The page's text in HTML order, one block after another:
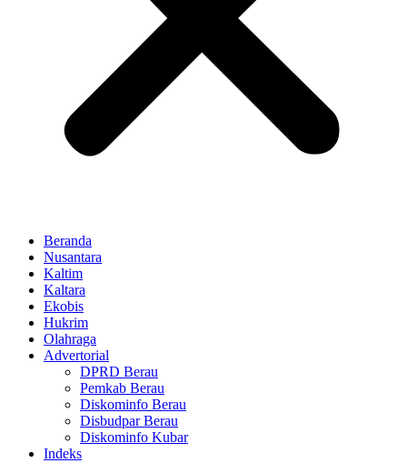
Beranda
Nusantara
Kaltim
Kaltara
Ekobis
Hukrim
Olahraga
Advertorial
DPRD Berau
Pemkab Berau
Diskominfo Berau
Disbudpar Berau
Diskominfo Kubar
Indeks